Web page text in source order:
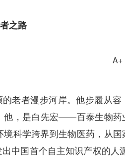
之路
A+
老者漫步河岸。他步履从
他，是白先宏——百泰生物药
科学跨界到生物医药，从
中国首个自主知识产权的人